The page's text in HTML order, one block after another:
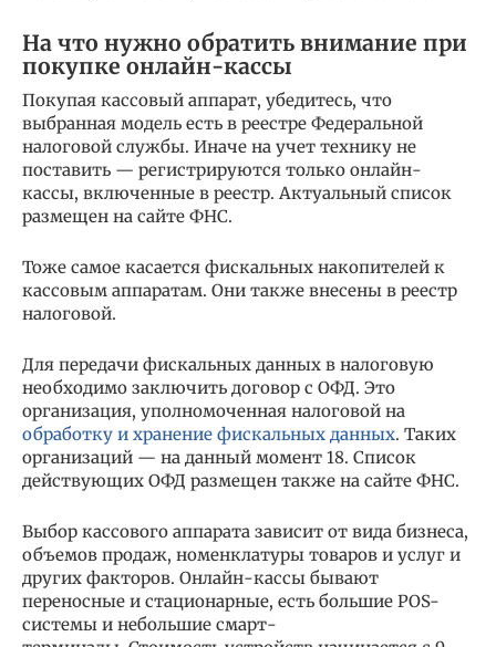
На что нужно обратить внимание при
покупке онлайн-кассы
Покупая кассовый аппарат, убедитесь, что
выбранная модель есть в реестре Федеральной
налоговой службы. Иначе на учет технику не
поставить — регистрируются только онлайн-
кассы, включенные в реестр. Актуальный список
размещен на сайте ФНС.
Тоже самое касается фискальных накопителей к
кассовым аппаратам. Они также внесены в реестр
налоговой.
Для передачи фискальных данных в налоговую
необходимо заключить договор с ОФД. Это
организация, уполномоченная налоговой на
обработку и хранение фискальных данных. Таких
организаций — на данный момент 18. Список
действующих ОФД размещен также на сайте ФНС.
Выбор кассового аппарата зависит от вида бизнеса,
объемов продаж, номенклатуры товаров и услуг и
других факторов. Онлайн-кассы бывают
переносные и стационарные, есть большие POS-
системы и небольшие смарт-